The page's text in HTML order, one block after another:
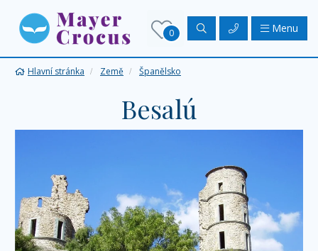
0 Menu
Hlavní stránka Země Španělsko
Besalú